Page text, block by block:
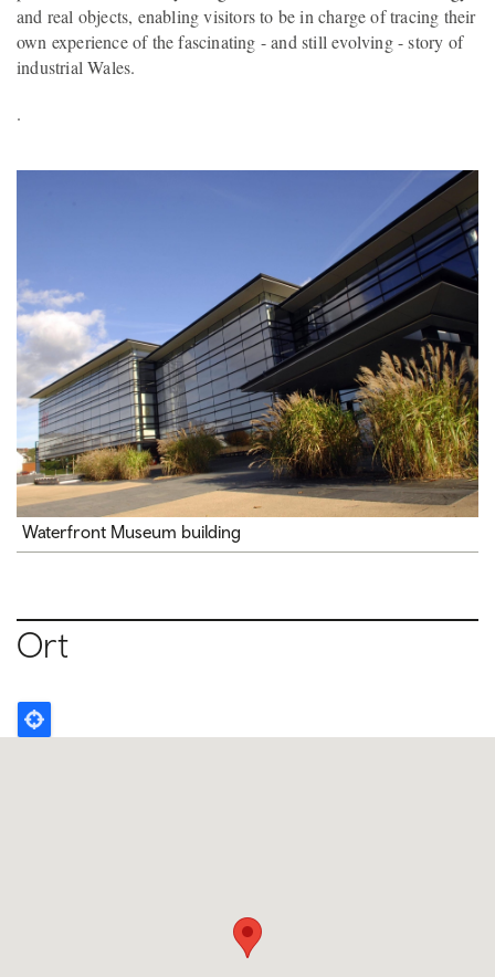
and real objects, enabling visitors to be in charge of tracing their
own experience of the fascinating - and still evolving - story of
industrial Wales.
.
Waterfront Museum building
Ort